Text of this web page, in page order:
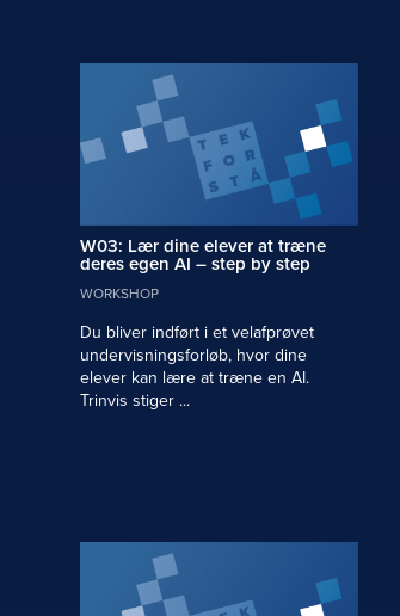
W03: Lær dine elever at træne
deres egen AI – step by step
WORKSHOP
Du bliver indført i et velafprøvet
undervisningsforløb, hvor dine
elever kan lære at træne en AI.
Trinvis stiger ...